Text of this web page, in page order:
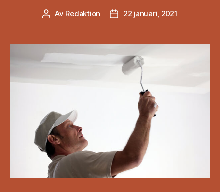
Inläggsförfattare
Av Redaktion Inläggsdatum
22 januari, 2021